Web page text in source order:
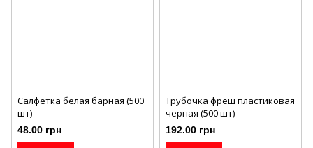
Салфетка белая барная (500
шт)
48.00 грн
Трубочка фреш пластиковая
черная (500 шт)
192.00 грн